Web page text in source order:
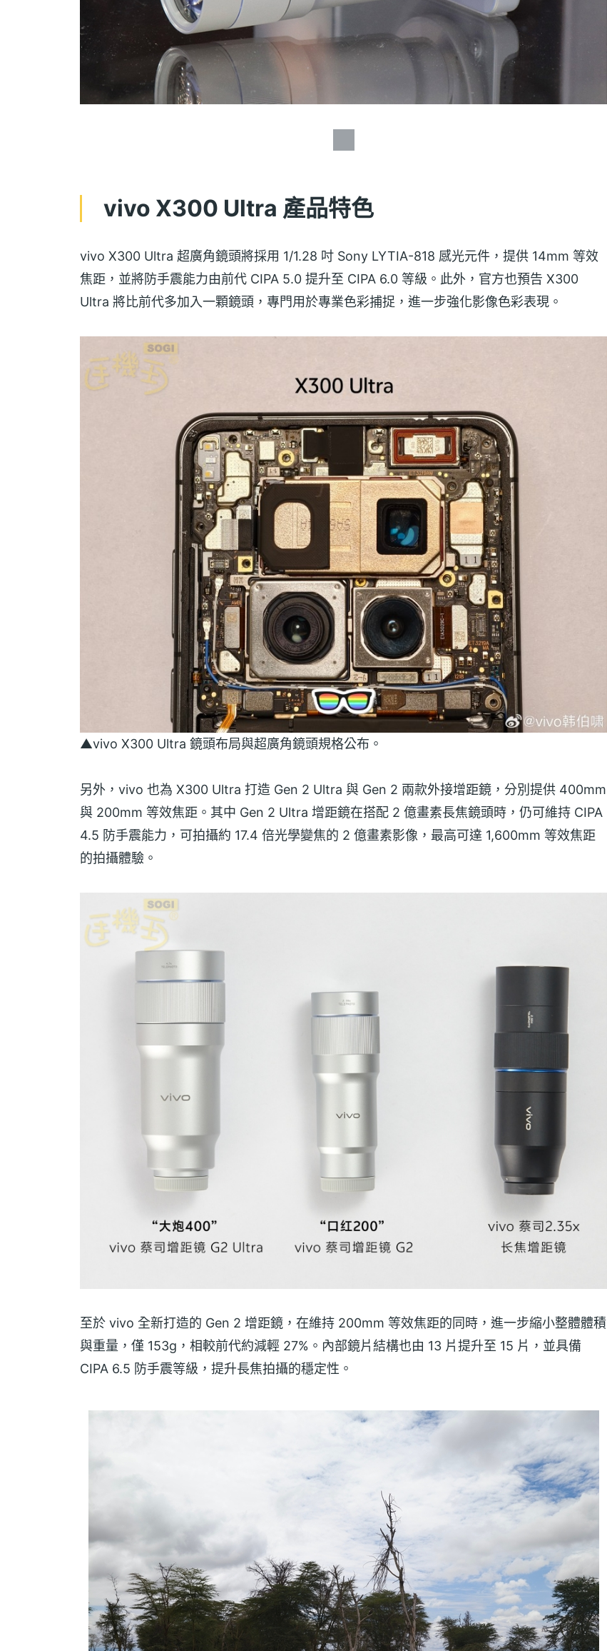
vivo X300 Ultra 產品特色
vivo X300 Ultra 超廣角鏡頭將採用 1/1.28 吋 Sony LYTIA-818 感光元件，提供 14mm 等效
焦距，並將防手震能力由前代 CIPA 5.0 提升至 CIPA 6.0 等級。此外，官方也預告 X300
Ultra 將比前代多加入一顆鏡頭，專門用於專業色彩捕捉，進一步強化影像色彩表現。
▲vivo X300 Ultra 鏡頭布局與超廣角鏡頭規格公布。
另外，vivo 也為 X300 Ultra 打造 Gen 2 Ultra 與 Gen 2 兩款外接增距鏡，分別提供 400mm
與 200mm 等效焦距。其中 Gen 2 Ultra 增距鏡在搭配 2 億畫素長焦鏡頭時，仍可維持 CIPA
4.5 防手震能力，可拍攝約 17.4 倍光學變焦的 2 億畫素影像，最高可達 1,600mm 等效焦距
的拍攝體驗。
至於 vivo 全新打造的 Gen 2 增距鏡，在維持 200mm 等效焦距的同時，進一步縮小整體體積
與重量，僅 153g，相較前代約減輕 27%。內部鏡片結構也由 13 片提升至 15 片，並具備
CIPA 6.5 防手震等級，提升長焦拍攝的穩定性。